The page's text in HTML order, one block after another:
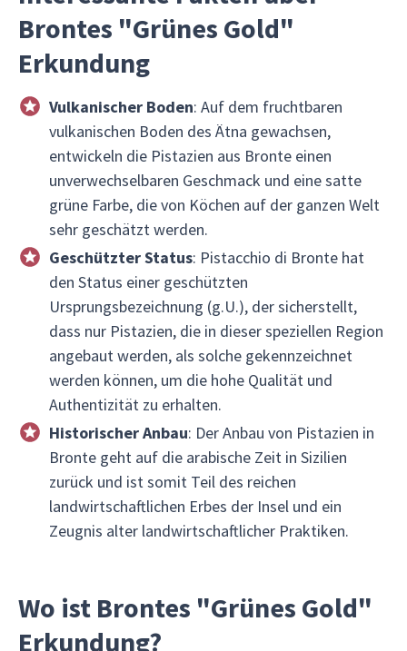
Brontes "Grünes Gold"
Erkundung
Vulkanischer Boden: Auf dem fruchtbaren
vulkanischen Boden des Ätna gewachsen,
entwickeln die Pistazien aus Bronte einen
unverwechselbaren Geschmack und eine satte
grüne Farbe, die von Köchen auf der ganzen Welt
sehr geschätzt werden.
Geschützter Status: Pistacchio di Bronte hat
den Status einer geschützten
Ursprungsbezeichnung (g.U.), der sicherstellt,
dass nur Pistazien, die in dieser speziellen Region
angebaut werden, als solche gekennzeichnet
werden können, um die hohe Qualität und
Authentizität zu erhalten.
Historischer Anbau: Der Anbau von Pistazien in
Bronte geht auf die arabische Zeit in Sizilien
zurück und ist somit Teil des reichen
landwirtschaftlichen Erbes der Insel und ein
Zeugnis alter landwirtschaftlicher Praktiken.
Wo ist Brontes "Grünes Gold"
Erkundung?